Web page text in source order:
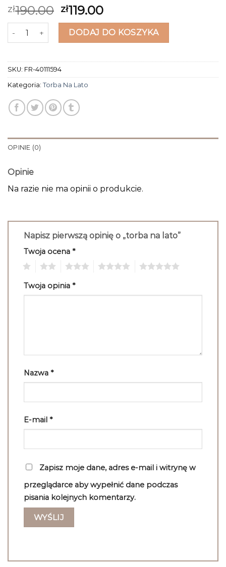
zł190.00 zł119.00
ilość torba na latoDODAJ DO KOSZYKA
SKU: FR-40111594
Kategoria: Torba Na Lato
OPINIE (0)
Opinie
Na razie nie ma opinii o produkcie.
Napisz pierwszą opinię o „torba na lato”
Twoja ocena *
Twoja opinia *
Nazwa *
E-mail *
Zapisz moje dane, adres e-mail i witrynę w
przeglądarce aby wypełnić dane podczas
pisania kolejnych komentarzy.